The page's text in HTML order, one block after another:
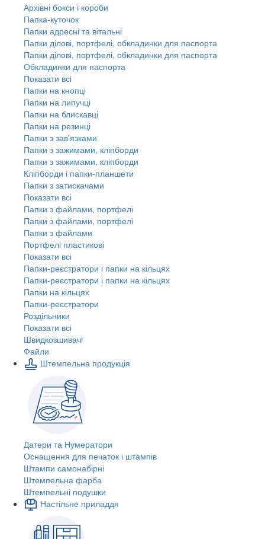
Архівні бокси і короби
Папка-куточок
Папки адресні та вітальні
Папки ділові, портфелі, обкладинки для паспорта
Папки ділові, портфелі, обкладинки для паспорта
Обкладинки для паспорта
Показати всі
Папки на кнопці
Папки на липучці
Папки на блискавці
Папки на резинці
Папки з зав'язками
Папки з зажимами, кліпборди
Папки з зажимами, кліпборди
Кліпборди і папки-планшети
Папки з затискачами
Показати всі
Папки з файлами, портфелі
Папки з файлами, портфелі
Папки з файлами
Портфелі пластикові
Показати всі
Папки-реєстратори і папки на кільцях
Папки-реєстратори і папки на кільцях
Папки на кільцях
Папки-реєстратори
Роздільники
Показати всі
Швидкозшивачi
Файли
Штемпельна продукція
Датери та Нумератори
Оснащення для печаток і штампів
Штампи самонабірні
Штемпельна фарба
Штемпельні подушки
Настільне приладдя